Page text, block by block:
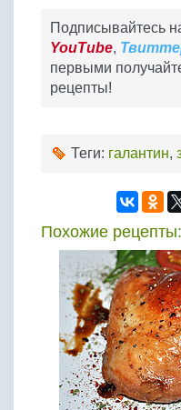
Подписывайтесь
YouTube,
первыми
рецепты!
Теги: галантин,
Похожие рецепты: